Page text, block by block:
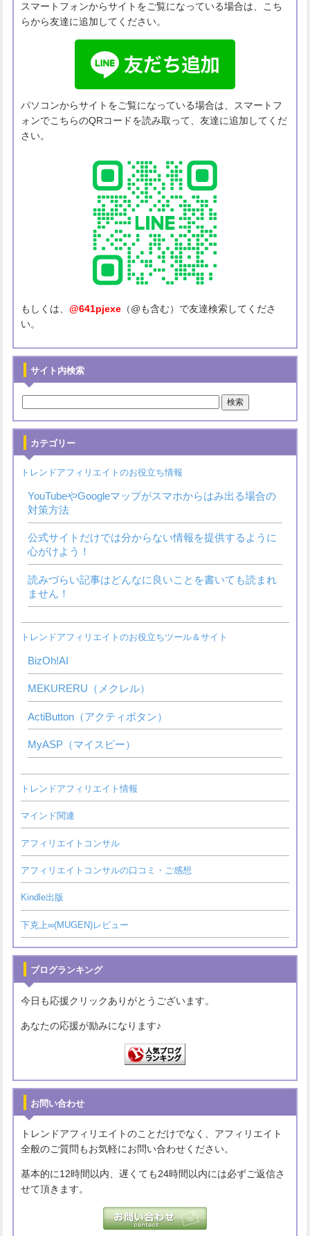
スマートフォンからサイトをご覧になっている場合は、こち
らから友達に追加してください。
パソコンからサイトをご覧になっている場合は、スマートフ
ォンでこちらのQRコードを読み取って、友達に追加してくだ
さい。
もしくは、 @641pjexe（@も含む）で友達検索してくださ
い。
サイト内検索
カテゴリー
トレンドアフィリエイトのお役立ち情報
YouTubeやGoogleマップがスマホからはみ出る場合の
対策方法
公式サイトだけでは分からない情報を提供するように
心がけよう！
読みづらい記事はどんなに良いことを書いても読まれ
ません！
トレンドアフィリエイトのお役立ちツール＆サイト
BizOh!AI
MEKURERU（メクレル）
ActiButton（アクティボタン）
MyASP（マイスピー）
トレンドアフィリエイト情報
マインド関連
アフィリエイトコンサル
アフィリエイトコンサルの口コミ・ご感想
Kindle出版
下克上∞(MUGEN)レビュー
ブログランキング
今日も応援クリックありがとうございます。
あなたの応援が励みになります♪
お問い合わせ
トレンドアフィリエイトのことだけでなく、アフィリエイト
全般のご質問もお気軽にお問い合わせください。
基本的に12時間以内、遅くても24時間以内には必ずご返信さ
せて頂きます。